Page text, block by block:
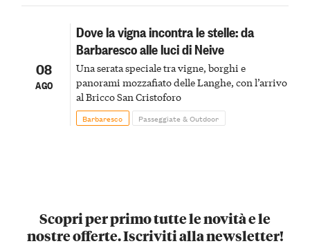
08
AGO
Dove la vigna incontra le stelle: da
Barbaresco alle luci di Neive
Una serata speciale tra vigne, borghi e
panorami mozzafiato delle Langhe, con l’arrivo
al Bricco San Cristoforo
Barbaresco Passeggiate & Outdoor
Scopri per primo tutte le novità e le
nostre offerte. Iscriviti alla newsletter!